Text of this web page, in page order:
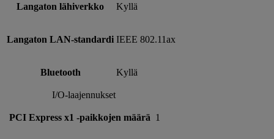
Langaton lähiverkko Kyllä
Langaton LAN-standardi IEEE 802.11ax
Bluetooth Kyllä
I/O-laajennukset
PCI Express x1 -paikkojen määrä 1